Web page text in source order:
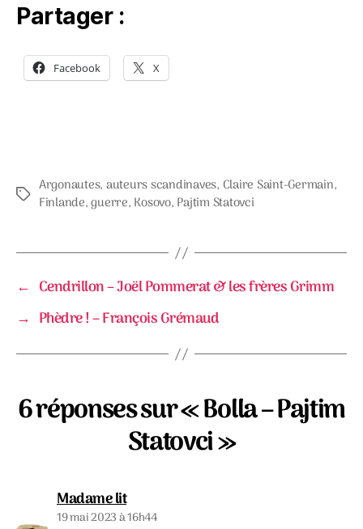
Partager :
Facebook X
Étiquettes
Argonautes, auteurs scandinaves, Claire Saint-Germain,
Finlande,guerre, Kosovo, Pajtim Statovci
← Cendrillon – Joël Pommerat & les frères Grimm
→ Phèdre ! – François Grémaud
6 réponses sur « Bolla – Pajtim
Statovci »
Madame litdit :
19 mai 2023 à 16h44